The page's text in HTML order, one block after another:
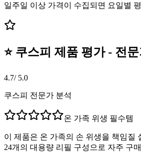
일주일 이상 가격이 수집되면 요일별
⭐ 쿠스피 제품 평가 - 전
4.7/ 5.0
쿠스피 전문가 분석
온 가족 위생 필수템
이 제품은 온 가족의 손 위생을 책임질
24개의 대용량 리필 구성으로 자주 구